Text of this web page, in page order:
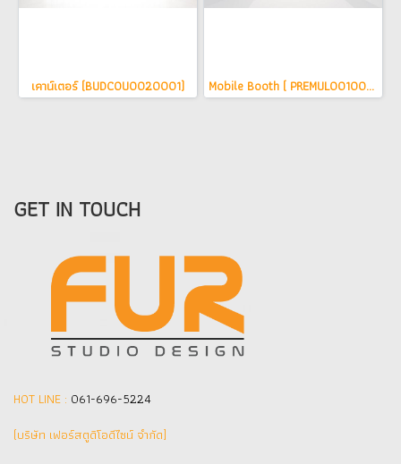
เคาน์เตอร์ (BUDCOU0020001) Mobile Booth ( PREMUL0010005 )
GET IN TOUCH
HOT LINE : 061-696-5224
(บริษัท เฟอร์สตูดิโอดีไซน์ จำกัด]